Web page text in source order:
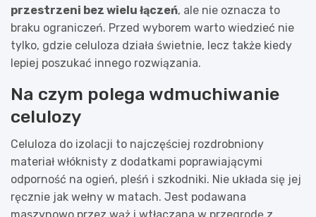
przestrzeni bez wielu łączeń, ale nie oznacza to
braku ograniczeń. Przed wyborem warto wiedzieć nie
tylko, gdzie celuloza działa świetnie, lecz także kiedy
lepiej poszukać innego rozwiązania.
Na czym polega wdmuchiwanie
celulozy
Celuloza do izolacji to najczęściej rozdrobniony
materiał włóknisty z dodatkami poprawiającymi
odporność na ogień, pleśń i szkodniki. Nie układa się jej
ręcznie jak wełny w matach. Jest podawana